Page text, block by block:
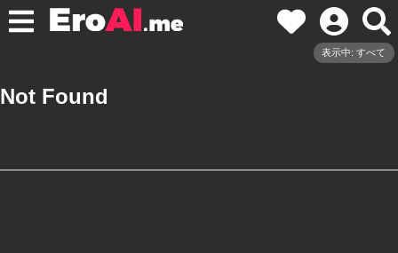
表示中: すべて
Not Found